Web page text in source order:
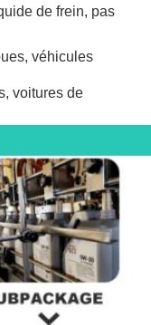
de frein, pas
véhicules
voitures de